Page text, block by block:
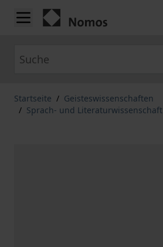
Zum Inhalt springen
Startseite / Geisteswissenschaften
/ Sprach- und Literaturwissenschaft